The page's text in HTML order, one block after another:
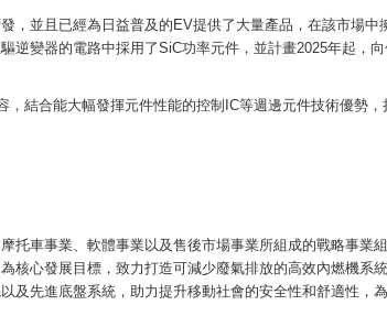
，並且已經為日益普及的EV提供了大量產品，在該市場中
逆變器的電路中採用了SiC功率元件，並計畫2025年起，
結合能大幅發揮元件性能的控制IC等週邊元件技術優勢，
托車事業、軟體事業以及售後市場事業所組成的戰略事業
核心發展目標，致力打造可減少廢氣排放的高效內燃機系
及先進底盤系統，助力提升移動社會的安全性和舒適性，